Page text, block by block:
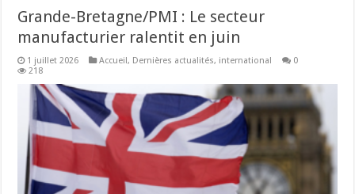
Grande-Bretagne/PMI : Le secteur
manufacturier ralentit en juin
1 juillet 2026 Accueil, Dernières actualités, international
0
218